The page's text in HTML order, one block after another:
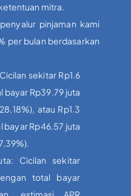
mitra.
pinjaman kami
per bulan berdasarkan
sekitar Rp1.6
bayar Rp39.79 juta
atau Rp1.3
bayar Rp46.57 juta
Cicilan sekitar
total bayar